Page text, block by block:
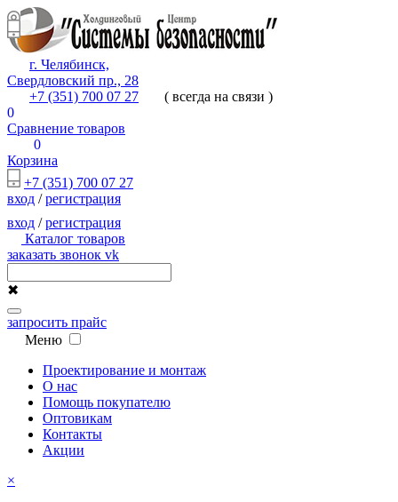
г. Челябинск,
Свердловский пр., 28
+7 (351) 700 07 27
( всегда на связи )
0
Сравнение товаров
0
Корзина
+7 (351) 700 07 27
вход /регистрация
вход /регистрация
Каталог товаров
заказать звонок vk
✖
запросить прайс
Меню
Проектирование и монтаж
О нас
Помощь покупателю
Оптовикам
Контакты
Акции
×